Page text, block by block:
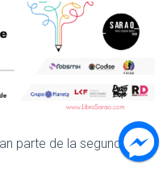
N
A
G
A
I
Ó
N
parte de la segunda